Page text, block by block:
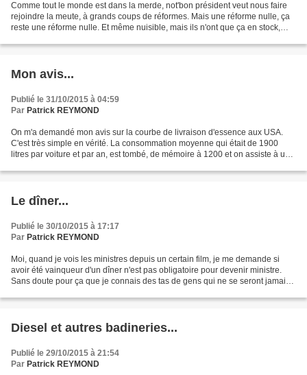
Comme tout le monde est dans la merde, not'bon président veut nous faire
rejoindre la meute, à grands coups de réformes. Mais une réforme nulle, ça
reste une réforme nulle. Et même nuisible, mais ils n'ont que ça en stock,
Mon avis...
Publié le 31/10/2015 à 04:59
Par Patrick REYMOND
On m'a demandé mon avis sur la courbe de livraison d'essence aux USA.
C'est très simple en vérité. La consommation moyenne qui était de 1900
litres par voiture et par an, est tombé, de mémoire à 1200 et on assiste à un
Le dîner...
Publié le 30/10/2015 à 17:17
Par Patrick REYMOND
Moi, quand je vois les ministres depuis un certain film, je me demande si
avoir été vainqueur d'un dîner n'est pas obligatoire pour devenir ministre.
Sans doute pour ça que je connais des tas de gens qui ne se seront jamais.
Diesel et autres badineries...
Publié le 29/10/2015 à 21:54
Par Patrick REYMOND